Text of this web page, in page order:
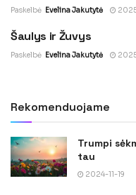
Paskelbė Evelina Jakutytė
SUDERINAMUMAS SU
Šaulys ir Žuvys
Paskelbė Evelina Jakutytė
Rekomenduojame
Trumpi
tau
2024-11-19